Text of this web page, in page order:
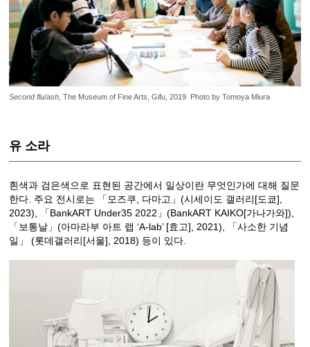
Second flu/ash, The Museum of Fine Arts, Gifu, 2019 Photo by Tomoya Miura
유 소라
흰색과 검은색으로 표현된 공간에서 일상이란 무엇인가에 대해 질문
한다. 주요 전시로는 「모즈쿠, 다마고」(시세이도 갤러리[도쿄],
2023), 「BankART Under35 2022」(BankART KAIKO[가나가와]),
「보통날」(아마라부 아트 랩 ‘A-lab’ [효고], 2021), 「사소한 기념
일」 (롯데갤러리[서울], 2018) 등이 있다.